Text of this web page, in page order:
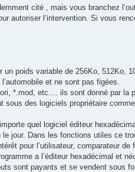
cité , mais vous branchez
autoriser l’intervention. Si vous
poids variable de 256Ko, 512Ko,
et ne sont pas figées.
*.mod, etc.... ils sont donné par la
des logiciels propriétaire
quel logiciel éditeur
jour. Dans les fonctions utiles ce
pour l’utilisateur, comparateur de
a l’éditeur hexadécimal et
sont payants et se vendent sous